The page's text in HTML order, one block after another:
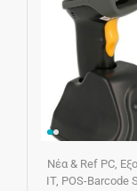
Νέα & Ref PC,
IT, POS-Barcode